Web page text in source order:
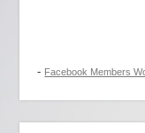
- Facebook Members